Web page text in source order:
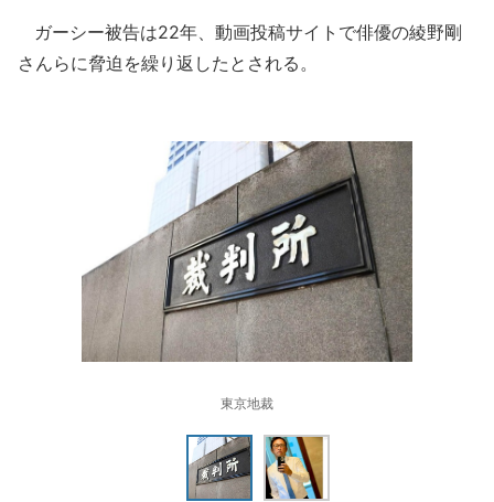
ガーシー被告は22年、動画投稿サイトで俳優の綾野剛
さんらに脅迫を繰り返したとされる。
東京地裁